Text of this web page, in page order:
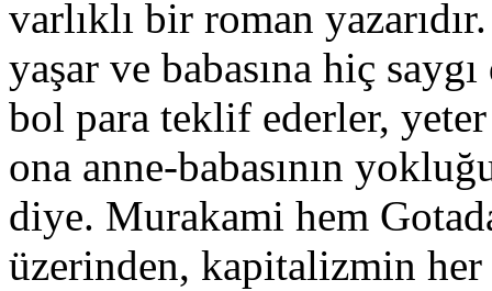
varlıklı bir roman
yaşar ve babasına hiç
bol para teklif ederler,
ona anne-babasının
diye. Murakami hem
üzerinden, kapitalizmin her